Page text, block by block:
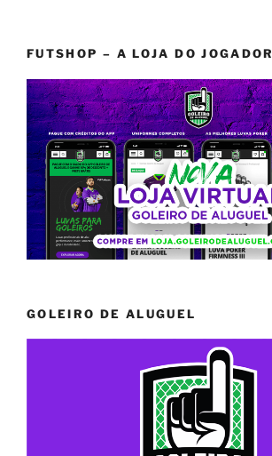
FUTSHOP – A LOJA DO JOGADOR
GOLEIRO DE ALUGUEL